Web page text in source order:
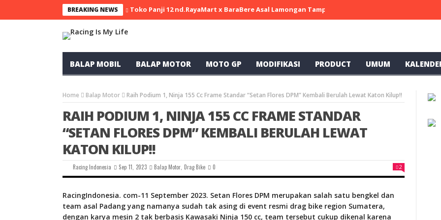
BREAKING NEWS Toko Panji 12 nd.RayaMart x BaraBere Asal Lamongan Tampil Kompetitif, Raih Tiga Podium di
BALAP MOBIL BALAP MOTOR MOTO GP MODIFIKASI PRODUCT UMUM
Home Balap Motor Raih Podium 1, Ninja 155 Cc Frame Standar “Setan Flores DPM” Kembali Berulah Lewat Katon Kilup!!
RAIH PODIUM 1, NINJA 155 CC FRAME STANDAR
“SETAN FLORES DPM” KEMBALI BERULAH LEWAT
KATON KILUP!!
Racing Indonesia Sep 11, 2023 Balap Motor Drag Bike 0 2
RacingIndonesia. com-11 September 2023. Setan Flores DPM merupakan salah satu bengkel dan
team asal Padang yang namanya sudah tak asing di event resmi drag bike region Sumatera,
dengan karya mesin 2 tak berbasis Kawasaki Ninja 150 cc, team tersebut cukup dikenal karena